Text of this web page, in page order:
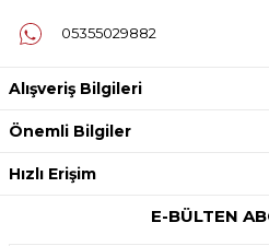
05355029882
Alışveriş Bilgileri
Önemli Bilgiler
Hızlı Erişim
E-BÜLTEN